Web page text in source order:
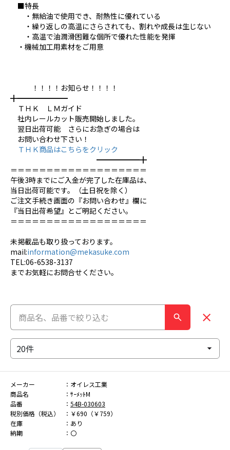
■特長
・無給油で使用でき、耐熱性に優れている
・繰り返しの高温にさらされても、割れや成長は生じない
・高温で油潤滑困難な個所で優れた性能を発揮
・機械加工用素材をご用意
！！！！お知らせ！！！！
╋━━━━━━━
ＴＨＫ ＬＭガイド
社内レールカット販売開始しました。
翌日出荷可能 さらにお急ぎの場合は
お問い合わせ下さい！
ＴＨＫ商品はこちらをクリック
━━━━━━╋
＝＝＝＝＝＝＝＝＝＝＝＝＝＝＝＝＝＝＝
午後3時までにご入金が完了した在庫品は、
当日出荷可能です。（土日祝を除く）
ご注文手続き画面の『お問い合わせ』欄に
『当日出荷希望』とご明記ください。
＝＝＝＝＝＝＝＝＝＝＝＝＝＝＝＝＝＝＝
未掲載品も取り扱っております。
mail:information@mekasuke.com
TEL:06-6538-3137
までお気軽にお問合せください。
メーカー
オイレス工業
商品名
ｻｰﾒｯﾄM
品番
54B-030603
税別価格（税込）
￥690（￥759）
在庫
あり
納期
〇